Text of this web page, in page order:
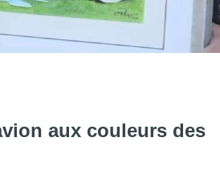
"Un dessin 100% culture belge
aux couleurs des